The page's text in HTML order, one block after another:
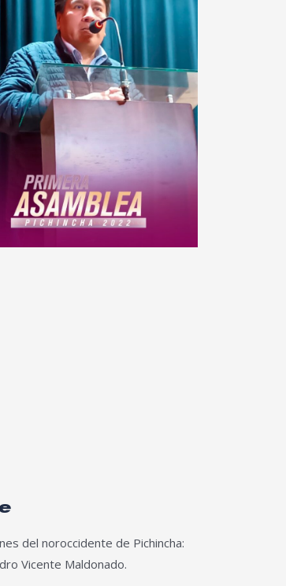
del noroccidente de Pichincha:
Vicente Maldonado.